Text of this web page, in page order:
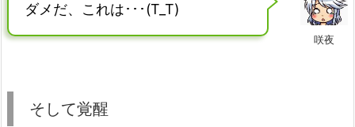
咲夜
ダメだ、これは･･･(T_T)
そして覚醒